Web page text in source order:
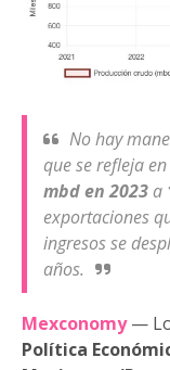
No hay
que se refleja
mbd en 2023 a
exportaciones
ingresos se
años.
Mexconomy—
Política